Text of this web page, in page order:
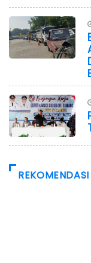
REKOMENDASI